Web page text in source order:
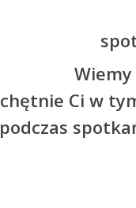
Ci w
podczas